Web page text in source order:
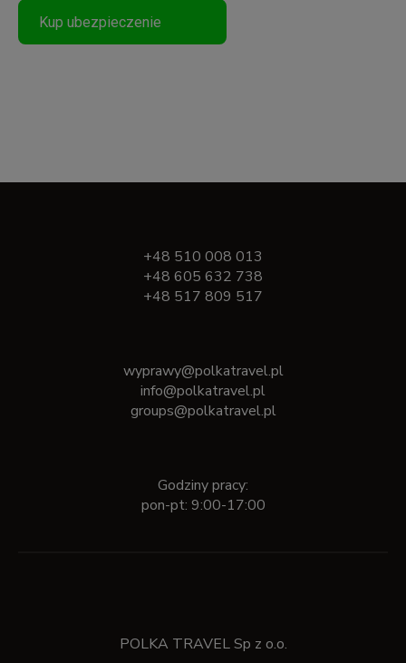
Kup ubezpieczenie
+48 510 008 013
+48 605 632 738
+48 517 809 517
wyprawy@polkatravel.pl
info@polkatravel.pl
groups@polkatravel.pl
Godziny pracy:
pon-pt: 9:00-17:00
POLKA TRAVEL Sp z o.o.